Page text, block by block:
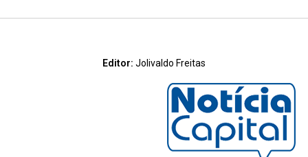
Editor: Jolivaldo Freitas